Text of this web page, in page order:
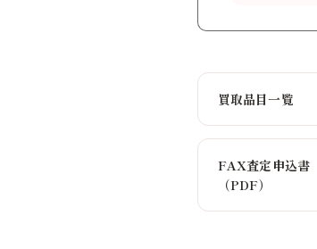
買取品目一覧
FAX査定申込書
（PDF）